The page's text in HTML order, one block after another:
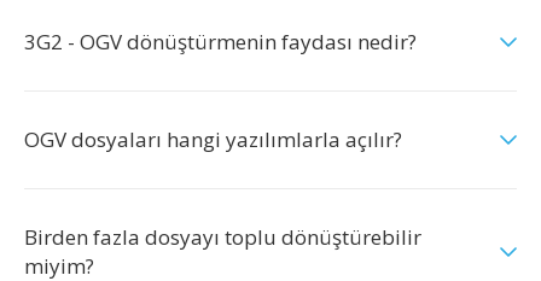
3G2 - OGV dönüştürmenin faydası nedir?
OGV dosyaları hangi yazılımlarla açılır?
Birden fazla dosyayı toplu dönüştürebilir
miyim?